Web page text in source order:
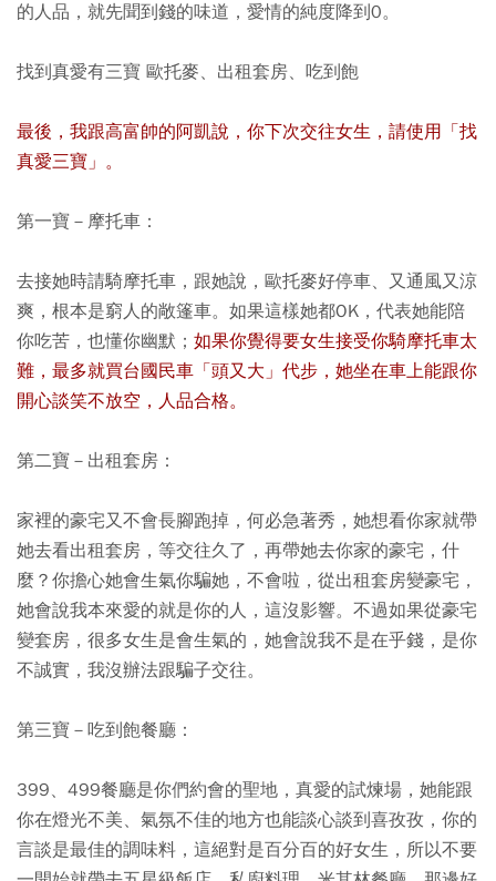
的人品，就先聞到錢的味道，愛情的純度降到0。
找到真愛有三寶 歐托麥、出租套房、吃到飽
最後，我跟高富帥的阿凱說，你下次交往女生，請使用「找
真愛三寶」。
第一寶－摩托車：
去接她時請騎摩托車，跟她說，歐托麥好停車、又通風又涼
爽，根本是窮人的敞篷車。如果這樣她都OK，代表她能陪
你吃苦，也懂你幽默； 如果你覺得要女生接受你騎摩托車太
難，最多就買台國民車「頭又大」代步，她坐在車上能跟你
開心談笑不放空，人品合格。
第二寶－出租套房：
家裡的豪宅又不會長腳跑掉，何必急著秀，她想看你家就帶
她去看出租套房，等交往久了，再帶她去你家的豪宅，什
麼？你擔心她會生氣你騙她，不會啦，從出租套房變豪宅，
她會說我本來愛的就是你的人，這沒影響。不過如果從豪宅
變套房，很多女生是會生氣的，她會說我不是在乎錢，是你
不誠實，我沒辦法跟騙子交往。
第三寶－吃到飽餐廳：
399、499餐廳是你們約會的聖地，真愛的試煉場，她能跟
你在燈光不美、氣氛不佳的地方也能談心談到喜孜孜，你的
言談是最佳的調味料，這絕對是百分百的好女生，所以不要